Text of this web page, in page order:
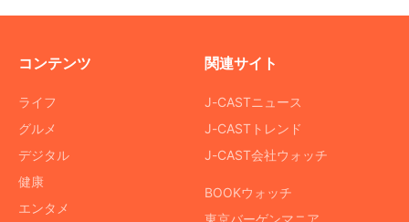
コンテンツ
ライフ
グルメ
デジタル
健康
エンタメ
関連サイト
J-CASTニュース
J-CASTトレンド
J-CAST会社ウォッチ
BOOKウォッチ
東京バーゲンマニア